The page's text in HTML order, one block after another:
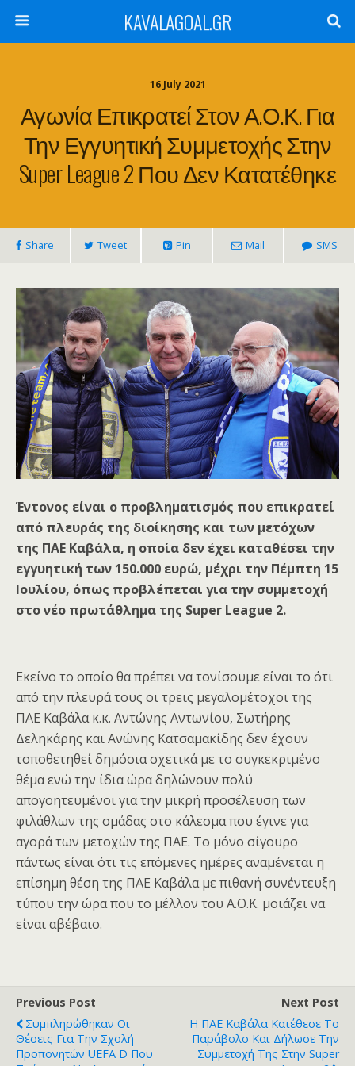
KAVALAGOAL.GR
16 July 2021
Αγωνία Επικρατεί Στον Α.Ο.Κ. Για
Την Εγγυητική Συμμετοχής Στην
Super League 2 Που Δεν Κατατέθηκε
Share Tweet Pin Mail SMS
Έντονος είναι ο προβληματισμός που επικρατεί
από πλευράς της διοίκησης και των μετόχων
της ΠΑΕ Καβάλα, η οποία δεν έχει καταθέσει την
εγγυητική των 150.000 ευρώ, μέχρι την Πέμπτη 15
Ιουλίου, όπως προβλέπεται για την συμμετοχή
στο νέο πρωτάθλημα της Super League 2.
Εκείνο το οποίο θα πρέπει να τονίσουμε είναι το ότι
από την πλευρά τους οι τρεις μεγαλομέτοχοι της
ΠΑΕ Καβάλα κ.κ. Αντώνης Αντωνίου, Σωτήρης
Δεληκάρης και Ανώνης Κατσαμακίδης δεν έχουν
τοποθετηθεί δημόσια σχετικά με το συγκεκριμένο
θέμα ενώ την ίδια ώρα δηλώνουν πολύ
απογοητευμένοι για την μικρή προσέλευση των
φιλάθλων της ομάδας στο κάλεσμα που έγινε για
αγορά των μετοχών της ΠΑΕ. Το μόνο σίγουρο
πάντως είναι ότι τις επόμενες ημέρες αναμένεται η
επίσημη θέση της ΠΑΕ Καβάλα με πιθανή συνέντευξη
τύπου την ώρα που το μέλλον του Α.Ο.Κ. μοιάζει να
είναι αβέβαιο.
Previous Post
Συμπληρώθηκαν Οι
Θέσεις Για Την Σχολή
Προπονητών UEFA D Που
Next Post
Η ΠΑΕ Καβάλα Κατέθεσε Το
Παράβολο Και Δήλωσε Την
Συμμετοχή Της Στην Super